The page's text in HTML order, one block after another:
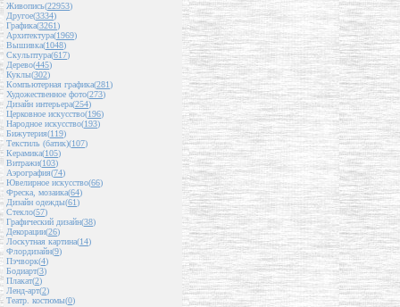
Живопись(22953)
Другое(3334)
Графика(3261)
Архитектура(1969)
Вышивка(1048)
Скульптура(617)
Дерево(445)
Куклы(302)
Компьютерная графика(281)
Художественное фото(273)
Дизайн интерьера(254)
Церковное искусство(196)
Народное искусство(193)
Бижутерия(119)
Текстиль (батик)(107)
Керамика(105)
Витражи(103)
Аэрография(74)
Ювелирное искусство(66)
Фреска, мозаика(64)
Дизайн одежды(61)
Стекло(57)
Графический дизайн(38)
Декорации(26)
Лоскутная картина(14)
Флордизайн(9)
Пэчворк(4)
Бодиарт(3)
Плакат(2)
Ленд-арт(2)
Театр. костюмы(0)